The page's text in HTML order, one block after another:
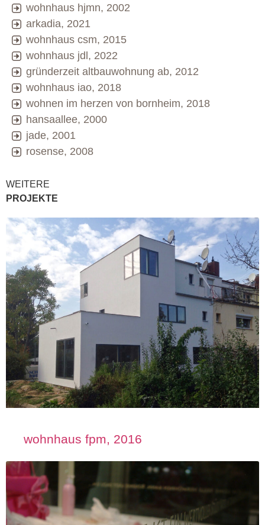
wohnhaus hjmn, 2002
arkadia, 2021
wohnhaus csm, 2015
wohnhaus jdl, 2022
gründerzeit altbauwohnung ab, 2012
wohnhaus iao, 2018
wohnen im herzen von bornheim, 2018
hansaallee, 2000
jade, 2001
rosense, 2008
WEITERE
PROJEKTE
wohnhaus fpm, 2016